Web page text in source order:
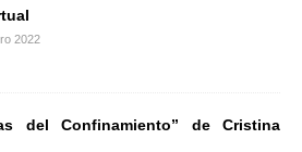
2022
del Confinamiento” de Cristina